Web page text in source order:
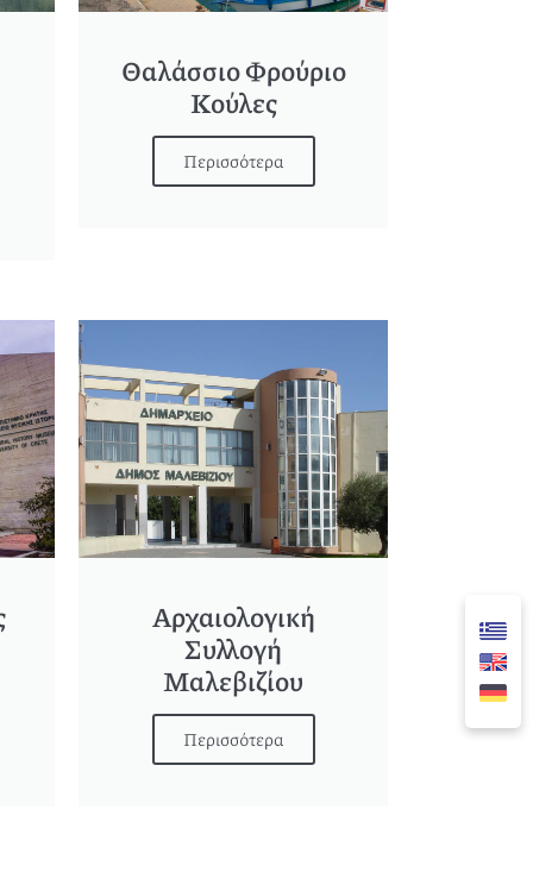
Θαλάσσιο Φρούριο
Κούλες
Περισσότερα
Αρχαιολογική
Συλλογή
Μαλεβιζίου
Περισσότερα